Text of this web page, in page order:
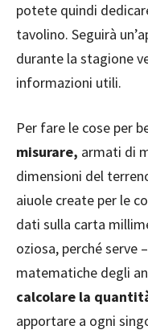
potete quindi
tavolino. Seguirà
durante la stagione
informazioni utili.
Per fare le cose per
misurare, armati di
dimensioni del
aiuole create per le
dati sulla carta
oziosa, perché serve
matematiche degli
calcolare la
apportare a ogni